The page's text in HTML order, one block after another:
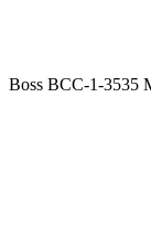
Boss BCC-1-3535